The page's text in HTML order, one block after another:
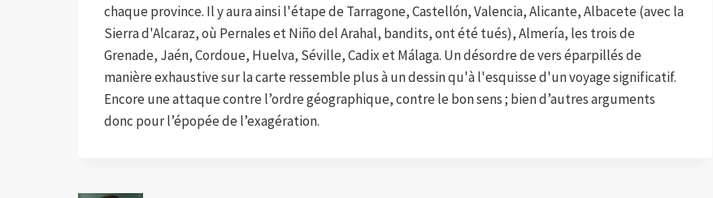
chaque province. Il y aura ainsi l'étape de Tarragone, Castellón, Valencia, Alicante, Albacete (avec la
Sierra d'Alcaraz, où Pernales et Niño del Arahal, bandits, ont été tués), Almería, les trois de
Grenade, Jaén, Cordoue, Huelva, Séville, Cadix et Málaga. Un désordre de vers éparpillés de
manière exhaustive sur la carte ressemble plus à un dessin qu'à l'esquisse d'un voyage significatif.
Encore une attaque contre l’ordre géographique, contre le bon sens ; bien d’autres arguments
donc pour l’épopée de l’exagération.